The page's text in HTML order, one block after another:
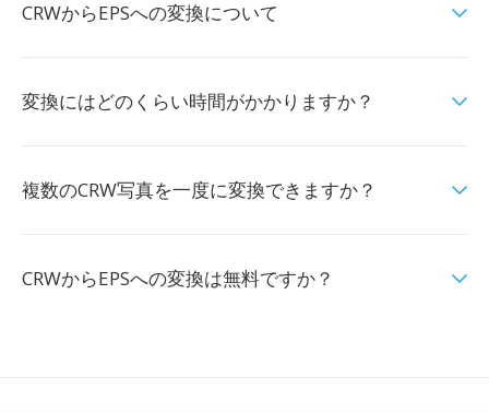
CRWからEPSへの変換について
変換にはどのくらい時間がかかりますか？
複数のCRW写真を一度に変換できますか？
CRWからEPSへの変換は無料ですか？